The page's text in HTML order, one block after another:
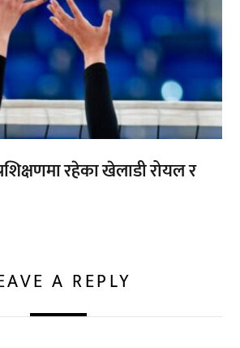
रहेका खेलाडी रोयल र
A REPLY